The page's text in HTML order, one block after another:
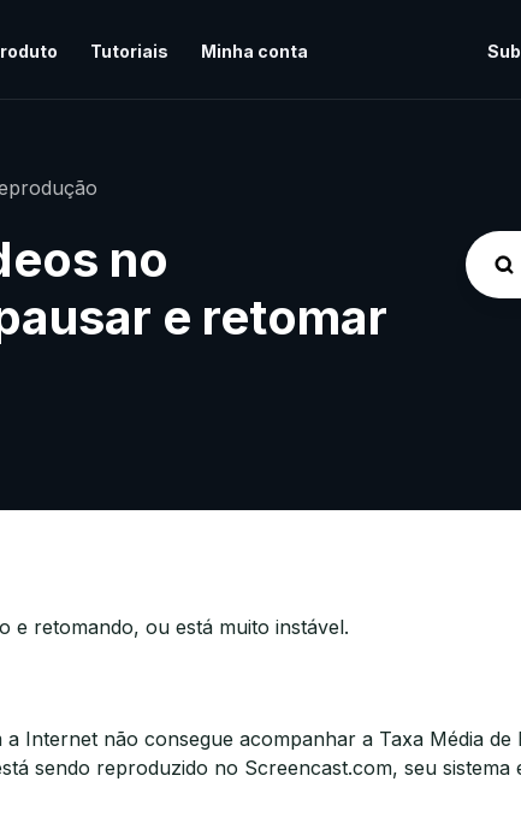
Tutoriais Minha conta
no
e retomar
e retomando, ou está muito instável.
Internet não consegue acompanhar a Taxa Média de
sendo reproduzido no Screencast.com, seu sistema